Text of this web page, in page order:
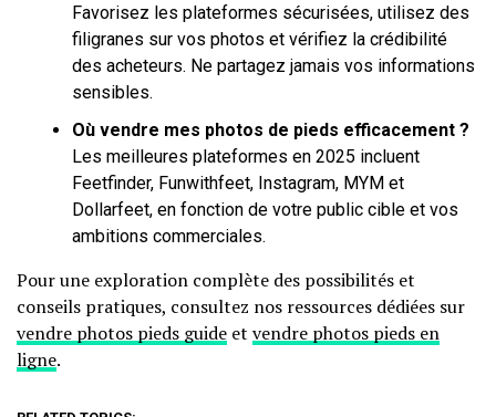
Favorisez les plateformes sécurisées, utilisez des
filigranes sur vos photos et vérifiez la crédibilité
des acheteurs. Ne partagez jamais vos informations
sensibles.
Où vendre mes photos de pieds efficacement ?
Les meilleures plateformes en 2025 incluent
Feetfinder, Funwithfeet, Instagram, MYM et
Dollarfeet, en fonction de votre public cible et vos
ambitions commerciales.
Pour une exploration complète des possibilités et
conseils pratiques, consultez nos ressources dédiées sur
vendre photos pieds guide et vendre photos pieds en
ligne.